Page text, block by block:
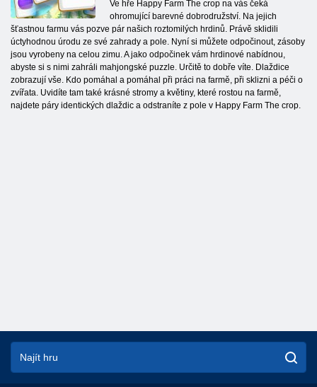
Ve hře Happy Farm The crop na vás čeká
ohromující barevné dobrodružství. Na jejich
šťastnou farmu vás pozve pár našich roztomilých hrdinů. Právě sklidili
úctyhodnou úrodu ze své zahrady a pole. Nyní si můžete odpočinout, zásoby
jsou vyrobeny na celou zimu. A jako odpočinek vám hrdinové nabídnou,
abyste si s nimi zahráli mahjongské puzzle. Určitě to dobře víte. Dlaždice
zobrazují vše. Kdo pomáhal a pomáhal při práci na farmě, při sklizni a péči o
zvířata. Uvidíte tam také krásné stromy a květiny, které rostou na farmě,
najdete páry identických dlaždic a odstraníte z pole v Happy Farm The crop.